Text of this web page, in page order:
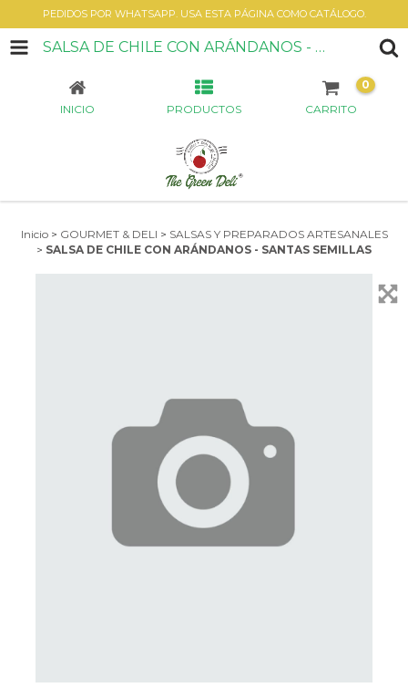
PEDIDOS POR WHATSAPP. USA ESTA PÁGINA COMO CATÁLOGO.
SALSA DE CHILE CON ARÁNDANOS - SANTAS SEMILLAS
INICIO PRODUCTOS CARRITO
0
Inicio > GOURMET & DELI > SALSAS Y PREPARADOS ARTESANALES
> SALSA DE CHILE CON ARÁNDANOS - SANTAS SEMILLAS